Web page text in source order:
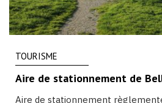
TOURISME
Aire de stationnement de
Aire de stationnement